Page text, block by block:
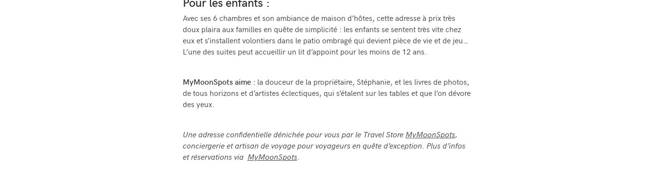
Pour les enfants :
Avec ses 6 chambres et son ambiance de maison d’hôtes, cette adresse à prix très
doux plaira aux familles en quête de simplicité : les enfants se sentent très vite chez
eux et s’installent volontiers dans le patio ombragé qui devient pièce de vie et de jeu…
L’une des suites peut accueillir un lit d’appoint pour les moins de 12 ans.
MyMoonSpots aime : la douceur de la propriétaire, Stéphanie, et les livres de photos,
de tous horizons et d’artistes éclectiques, qui s’étalent sur les tables et que l’on dévore
des yeux.
Une adresse confidentielle dénichée pour vous par le Travel StoreMyMoonSpots,
conciergerie et artisan de voyage pour voyageurs en quête d’exception. Plus d’infos
et réservations viaMyMoonSpots.